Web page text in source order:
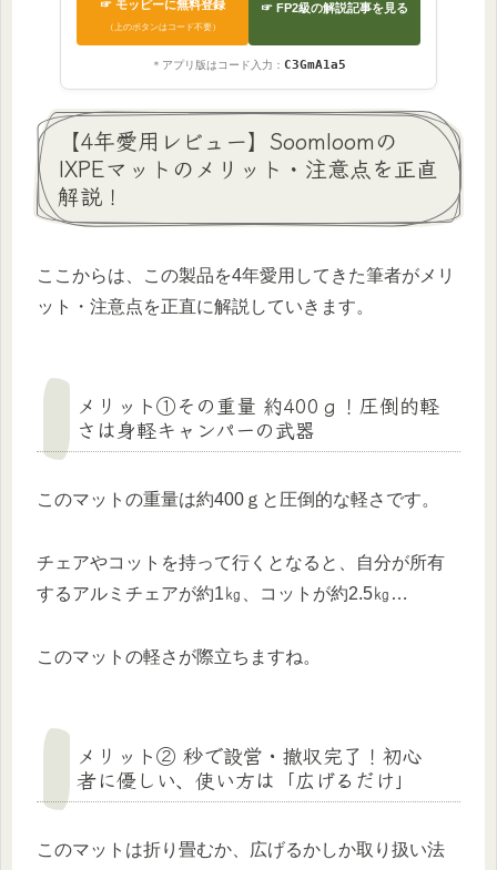
☞ モッピーに無料登録
（上のボタンはコード不要）
☞ FP2級の解説記事を見る
＊アプリ版はコード入力： C3GmA1a5
【4年愛用レビュー】Soomloomの
IXPEマットのメリット・注意点を正直
解説！
ここからは、この製品を4年愛用してきた筆者がメリ
ット・注意点を正直に解説していきます。
メリット①その重量 約400ｇ！圧倒的軽
さは身軽キャンパーの武器
このマットの重量は約400ｇと圧倒的な軽さです。
チェアやコットを持って行くとなると、自分が所有
するアルミチェアが約1㎏、コットが約2.5㎏…
このマットの軽さが際立ちますね。
メリット② 秒で設営・撤収完了！初心
者に優しい、使い方は「広げるだけ」
このマットは折り畳むか、広げるかしか取り扱い法